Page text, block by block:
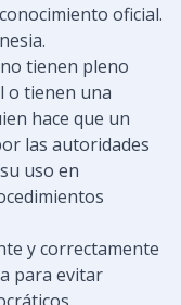
oficial.
tienen pleno
o tienen una
hace que un
las autoridades
uso en
y correctamente
para evitar